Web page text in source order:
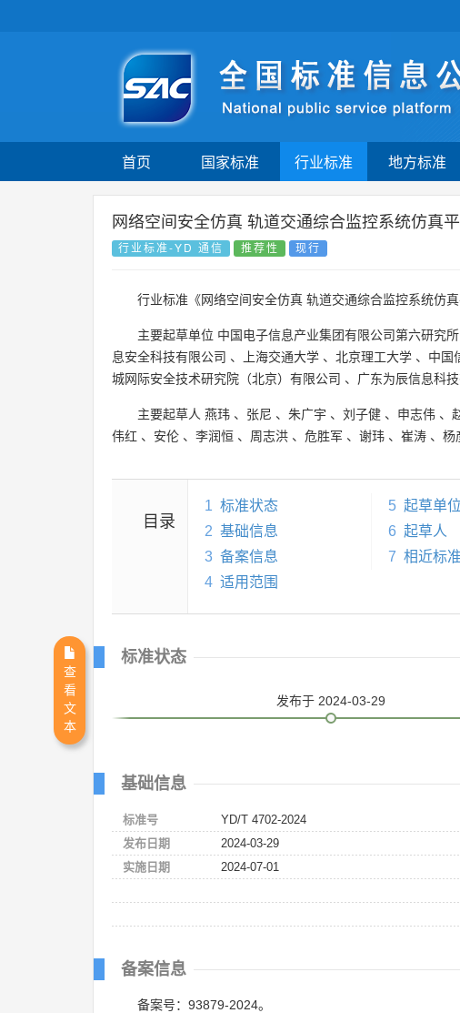
首页 国家标准 行业标准 地方标准
网络空间安全仿真 轨道交通综合监控系统仿真
行业标准-YD 通信 推荐性 现行
行业标准《网络空间安全仿真 轨道交通综合监控系统仿
主要起草单位 中国电子信息产业集团有限公司第六研究所
息安全科技有限公司 、 上海交通大学 、 北京理工大学 、 中国
城网际安全技术研究院（北京）有限公司 、 广东为辰信息科
主要起草人 燕玮 、 张尼 、 朱广宇 、 刘子健 、 申志伟 、
伟红 、 安伦 、 李润恒 、 周志洪 、 危胜军 、 谢玮 、 崔涛 、 杨
目录
1 标准状态
2 基础信息
3 备案信息
4 适用范围
5 起草单位
6 起草人
7 相近标
标准状态
发布于 2024-03-29
基础信息
标准号
YD/T 4702-2024
发布日期
2024-03-29
实施日期
2024-07-01
备案信息
备案号：93879-2024。
查
看
文
本